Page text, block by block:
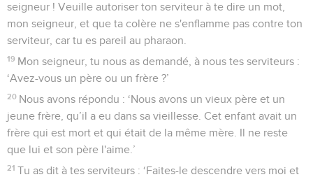
seigneur ! Veuille autoriser ton serviteur à te dire un mot,
mon seigneur, et que ta colère ne s'enflamme pas contre ton
serviteur, car tu es pareil au pharaon.
19 Mon seigneur, tu nous as demandé, à nous tes serviteurs :
‘Avez-vous un père ou un frère ?’
20 Nous avons répondu : ‘Nous avons un vieux père et un
jeune frère, qu’il a eu dans sa vieillesse. Cet enfant avait un
frère qui est mort et qui était de la même mère. Il ne reste
que lui et son père l'aime.’
21 Tu as dit à tes serviteurs : ‘Faites-le descendre vers moi et